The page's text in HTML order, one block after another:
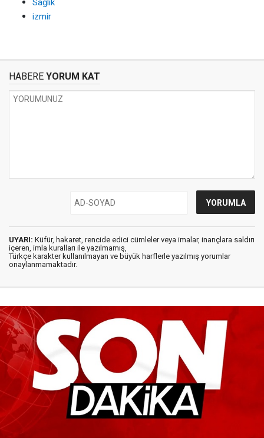
izmir
HABERE YORUM KAT
UYARI: Küfür, hakaret, rencide edici cümleler veya imalar, inançlara saldırı
içeren, imla kuralları ile yazılmamış,
Türkçe karakter kullanılmayan ve büyük harflerle yazılmış yorumlar
onaylanmamaktadır.